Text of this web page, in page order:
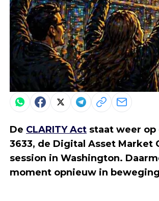
De CLARITY Act staat weer op
3633, de Digital Asset Market
session in Washington.
moment opnieuw in